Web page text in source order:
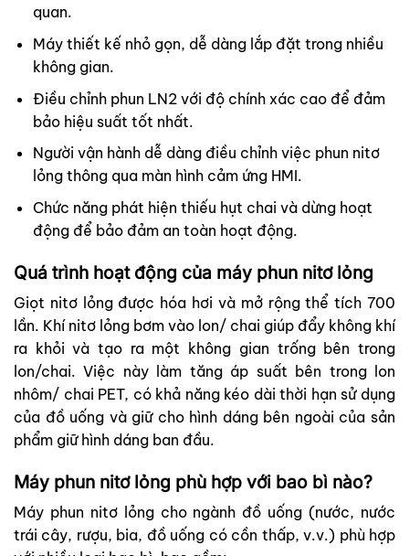
quan.
Máy thiết kế nhỏ gọn, dễ dàng lắp đặt trong nhiều
không gian.
Điều chỉnh phun LN2 với độ chính xác cao để đảm
bảo hiệu suất tốt nhất.
Người vận hành dễ dàng điều chỉnh việc phun nitơ
lỏng thông qua màn hình cảm ứng HMI.
Chức năng phát hiện thiếu hụt chai và dừng hoạt
động để bảo đảm an toàn hoạt động.
Quá trình hoạt động của máy phun nitơ lỏng
Giọt nitơ lỏng được hóa hơi và mở rộng thể tích 700
lần. Khí nitơ lỏng bơm vào lon/ chai giúp đẩy không khí
ra khỏi và tạo ra một không gian trống bên trong
lon/chai. Việc này làm tăng áp suất bên trong lon
nhôm/ chai PET, có khả năng kéo dài thời hạn sử dụng
của đồ uống và giữ cho hình dáng bên ngoài của sản
phẩm giữ hình dáng ban đầu.
Máy phun nitơ lỏng phù hợp với bao bì nào?
Máy phun nitơ lỏng cho ngành đồ uống (nước, nước
trái cây, rượu, bia, đồ uống có cồn thấp, v.v.) phù hợp